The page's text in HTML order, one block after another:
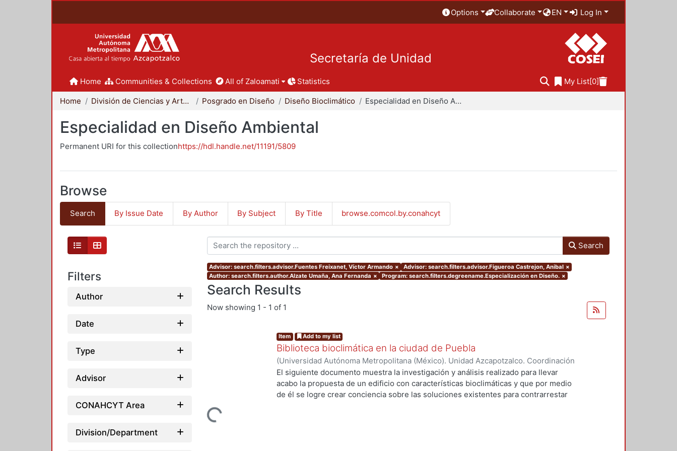
Options Collaborate EN Log In
Secretaría de Unidad
Home Communities & Collections All of Zaloamati Statistics My List[0]
Home División de Ciencias y Artes para el Diseño Posgrado en Diseño Diseño Bioclimático Especialidad en Diseño Ambiental
Especialidad en Diseño Ambiental
Permanent URI for this collectionhttps://hdl.handle.net/11191/5809
Browse
Search By Issue Date By Author By Subject By Title browse.comcol.by.conahcyt
Filters
Author
Date
Type
Advisor
CONAHCYT Area
Division/Department
Search
Advisor: search.filters.advisor.Fuentes Freixanet, Víctor Armando × Advisor: search.filters.advisor.Figueroa Castrejon, Anibal ×
Author: search.filters.author.Alzate Umaña, Ana Fernanda × Program: search.filters.degreename.Especialización en Diseño. ×
Search Results
Now showing 1 - 1 of 1
Loading...
Item Add to my list
Biblioteca bioclimática en la ciudad de Puebla
(Universidad Autónoma Metropolitana (México). Unidad Azcapotzalco. Coordinación
de Servicios de Información.,2013-07)Alzate Umaña, Ana Fernanda
El siguiente documento muestra la investigación y análisis realizado para llevar
acabo la propuesta de un edificio con características bioclimáticas y que por medio
de él se logre crear conciencia sobre las soluciones existentes para contrarrestar